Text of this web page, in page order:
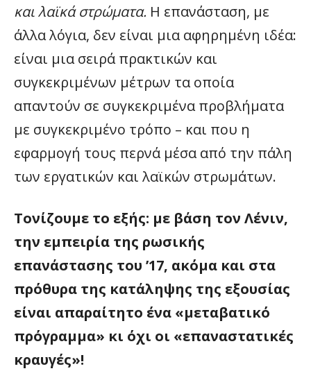
και λαϊκά στρώματα. Η επανάσταση, με
άλλα λόγια, δεν είναι μια αφηρημένη ιδέα:
είναι μια σειρά πρακτικών και
συγκεκριμένων μέτρων τα οποία
απαντούν σε συγκεκριμένα προβλήματα
με συγκεκριμένο τρόπο – και που η
εφαρμογή τους περνά μέσα από την πάλη
των εργατικών και λαϊκών στρωμάτων.
Τονίζουμε το εξής: με βάση τον Λένιν,
την εμπειρία της ρωσικής
επανάστασης του ’17, ακόμα και στα
πρόθυρα της κατάληψης της εξουσίας
είναι απαραίτητο ένα «μεταβατικό
πρόγραμμα» κι όχι οι «επαναστατικές
κραυγές»!